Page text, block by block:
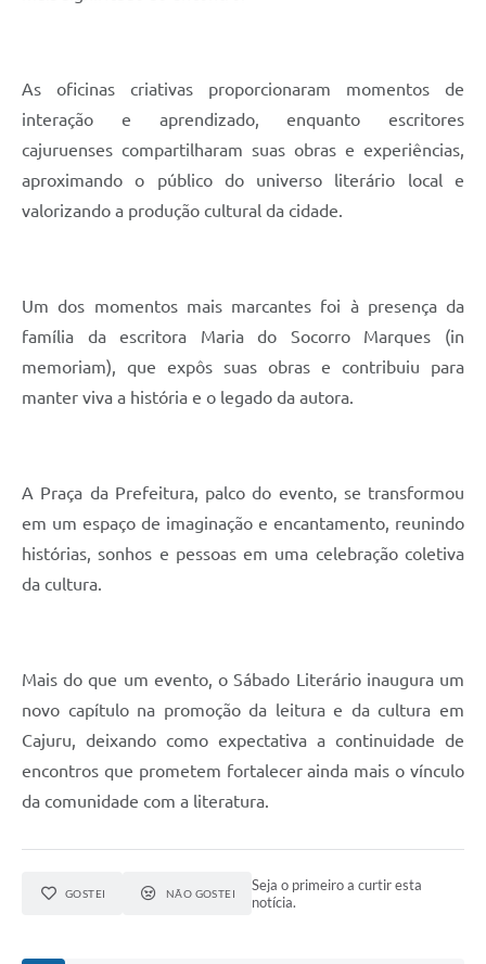
As oficinas criativas proporcionaram momentos de
interação e aprendizado, enquanto escritores
cajuruenses compartilharam suas obras e experiências,
aproximando o público do universo literário local e
valorizando a produção cultural da cidade.
Um dos momentos mais marcantes foi à presença da
família da escritora Maria do Socorro Marques (in
memoriam), que expôs suas obras e contribuiu para
manter viva a história e o legado da autora.
A Praça da Prefeitura, palco do evento, se transformou
em um espaço de imaginação e encantamento, reunindo
histórias, sonhos e pessoas em uma celebração coletiva
da cultura.
Mais do que um evento, o Sábado Literário inaugura um
novo capítulo na promoção da leitura e da cultura em
Cajuru, deixando como expectativa a continuidade de
encontros que prometem fortalecer ainda mais o vínculo
da comunidade com a literatura.
GOSTEI NÃO GOSTEI
Seja o primeiro a curtir esta
notícia.